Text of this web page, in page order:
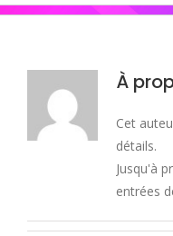
À
Cet
détails.
Jusqu'à
entrées